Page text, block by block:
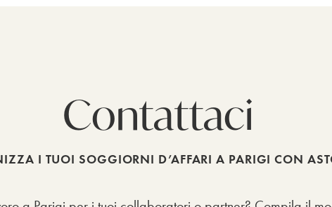
Contattaci
I TUOI SOGGIORNI D’AFFARI A PARIGI CON